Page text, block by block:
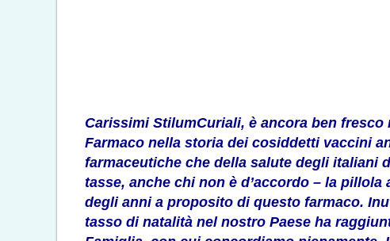
Carissimi StilumCuriali, è ancora ben
Farmaco nella storia dei cosiddetti vaccini
farmaceutiche che della salute degli italiani
tasse, anche chi non è d’accordo – la
degli anni a proposito di questo farmaco.
tasso di natalità nel nostro Paese ha